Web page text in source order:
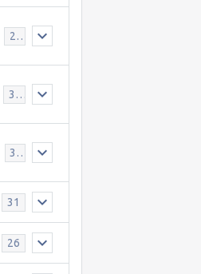
24
31
30
31
26